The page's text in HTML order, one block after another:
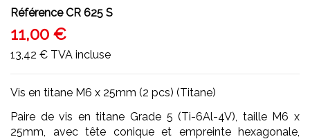
Référence CR 625 S
11,00 €
13,42 € TVA incluse
Vis en titane M6 x 25mm (2 pcs) (Titane)
Paire de vis en titane Grade 5 (Ti-6Al-4V), taille M6 x
25mm, avec tête conique et empreinte hexagonale,